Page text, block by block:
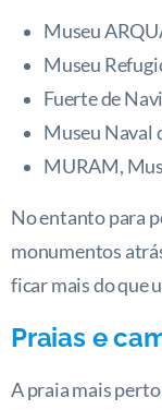
Museu
Museu
Fuerte de
Museu Naval
MURAM,
No entanto para
monumentos
ficar mais do que
Praias e
A praia mais